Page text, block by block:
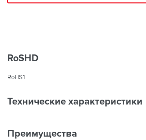
RoSHD
RoHS1
Технические характеристики
Преимущества